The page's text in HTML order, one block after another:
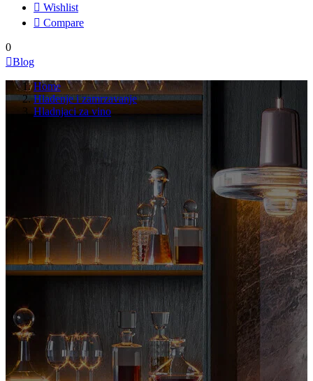
 Wishlist
 Compare
0
Blog
Home
Hlađenje i zamrzavanje
Hladnjaci za vino